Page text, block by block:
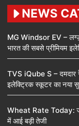
NEWS
MG Windsor EV –
भारत की सबसे प्रीमियम
TVS iQube S – दमदार
इलेक्ट्रिक स्कूटर का नया
Wheat Rate Today:
में आई बड़ी तेजी